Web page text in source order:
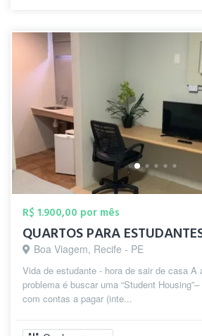
R$ 1.900,00 por mês
Boa Viagem, Recife - PE
Vida de estudante - hora de sair de casa A
problema é buscar uma “Student
com contas a pagar (inte...